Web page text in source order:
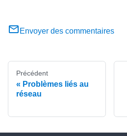
Envoyer des commentaires
Précédent
Problèmes liés au
réseau